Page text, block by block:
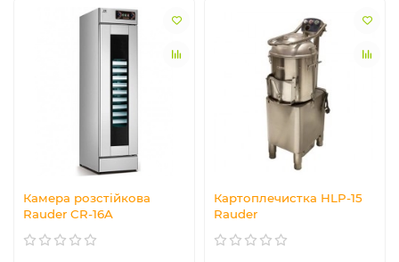
Камера розстійкова
Rauder CR-16A
Картоплечистка HLP-15
Rauder